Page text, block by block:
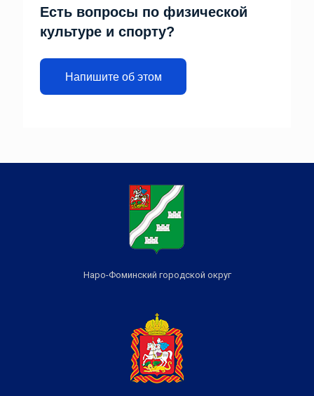
Есть вопросы по физической
культуре и спорту?
Напишите об этом
Наро-Фоминский городской округ